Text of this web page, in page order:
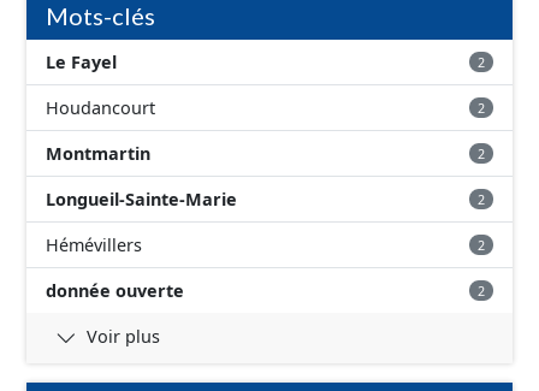
Mots-clés
Le Fayel 2
Houdancourt 2
Montmartin 2
Longueil-Sainte-Marie 2
Hémévillers 2
donnée ouverte 2
Voir plus